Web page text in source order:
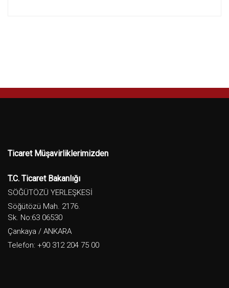
Ticaret Müşavirliklerimizden
T.C. Ticaret Bakanlığı
SÖĞÜTÖZÜ YERLEŞKESİ
Söğütözü Mah. 2176.
Sk. No:63 06530
Çankaya / ANKARA
Telefon: +90 312 204 75 00